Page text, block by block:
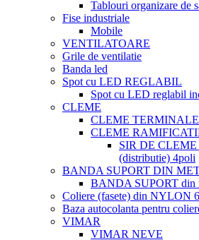
Tablouri organizare de
Fise industriale
Mobile
VENTILATOARE
Grile de ventilatie
Banda led
Spot cu LED REGLABIL
Spot cu LED reglabil
CLEME
CLEME TERMINALE
CLEME
SIR DE
(distributie) 4poli
BANDA SUPORT DIN
BANDA SUPORT din
Coliere (fasete) din NYLON
Baza autocolanta pentru
VIMAR
VIMAR NEVE